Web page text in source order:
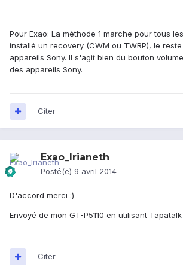
Pour Exao: La méthode 1 marche pour tous
installé un recovery (CWM ou TWRP), le
appareils Sony. Il s'agit bien du bouton
des appareils Sony.
Citer
Exao_Irianeth
Posté(e) 9 avril 2014
D'accord merci :)
Envoyé de mon GT-P5110 en utilisant Tapatalk
Citer